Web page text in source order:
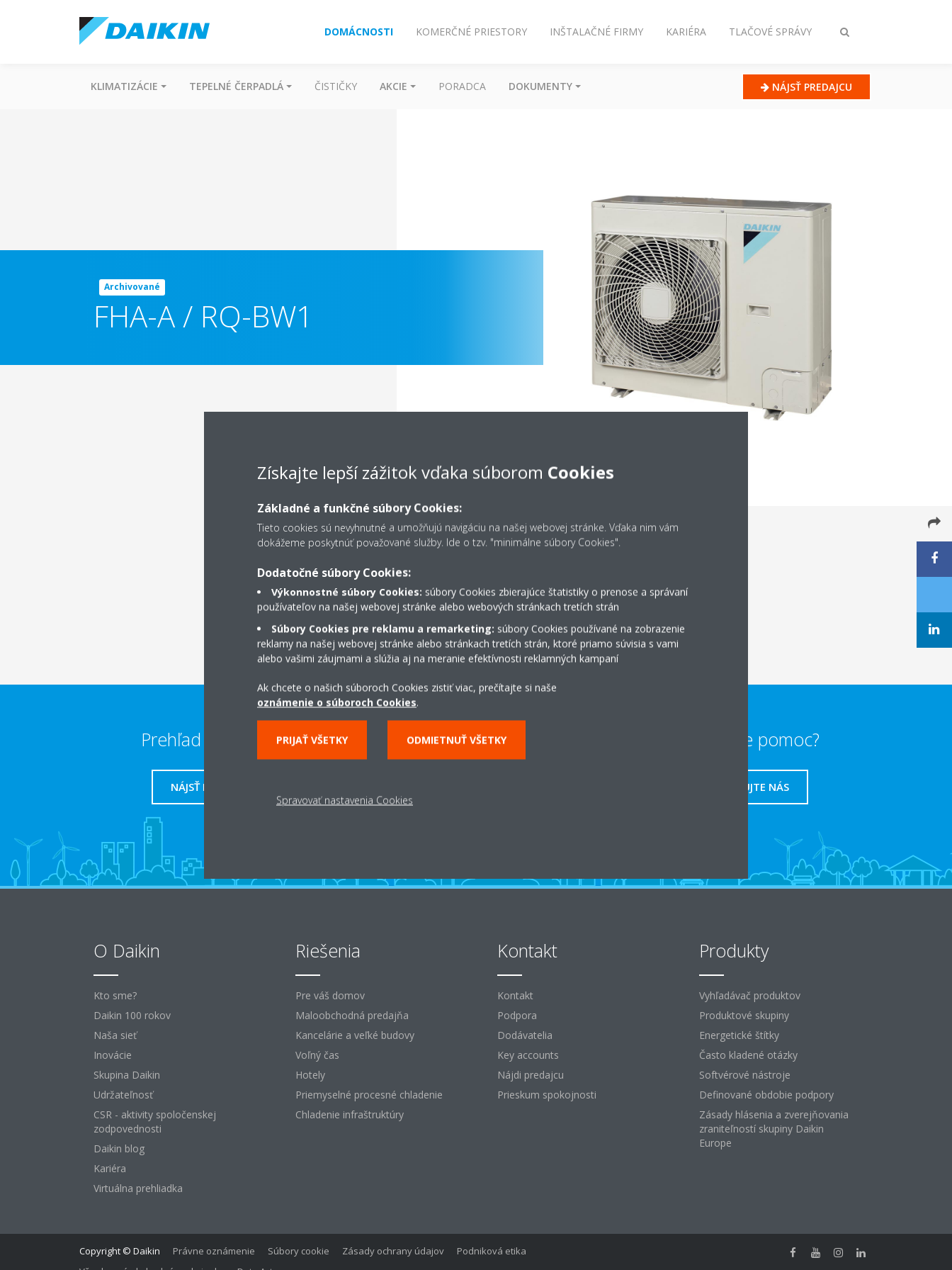
Prepnúť
DOMÁCNOSTI KOMERČNÉ PRIESTORY INŠTALAČNÉ FIRMY KARIÉRA TLAČOVÉ SPRÁVY
KLIMATIZÁCIE TEPELNÉ ČERPADLÁ ČISTIČKY AKCIE PORADCA DOKUMENTY NÁJSŤ PREDAJCU
Archivované
FHA-A / RQ-BW1
Dokumentácia
Sorry, we could not find any documents.
Prehľad predajcov
NÁJSŤ PREDAJCU
Servis Potrebujete pomoc?
KONTAKTUJTE NÁS
O Daikin
Kto sme?
Daikin 100 rokov
Naša sieť
Inovácie
Skupina Daikin
Udržateľnosť
CSR - aktivity spoločenskej
zodpovednosti
Daikin blog
Kariéra
Virtuálna prehliadka
Riešenia
Pre váš domov
Maloobchodná predajňa
Kancelárie a veľké budovy
Voľný čas
Hotely
Priemyselné procesné chladenie
Chladenie infraštruktúry
Kontakt
Kontakt
Podpora
Dodávatelia
Key accounts
Nájdi predajcu
Prieskum spokojnosti
Produkty
Vyhľadávač produktov
Produktové skupiny
Energetické štítky
Často kladené otázky
Softvérové ​​nástroje
Definované obdobie podpory
Zásady hlásenia a zverejňovania
zraniteľností skupiny Daikin
Europe
Copyright © Daikin Právne oznámenie Súbory cookie Zásady ochrany údajov
Podniková etika
Získajte lepší zážitok vďaka súborom Cookies
Základné a funkčné súbory Cookies:
Tieto cookies sú nevyhnutné a umožňujú navigáciu na našej webovej stránke. Vďaka nim vám
dokážeme poskytnúť považované služby. Ide o tzv. "minimálne súbory Cookies".
Dodatočné súbory Cookies:
Výkonnostné súbory Cookies: súbory Cookies zbierajúce štatistiky o prenose a správaní
používateľov na našej webovej stránke alebo webových stránkach tretích strán
Súbory Cookies pre reklamu a remarketing: súbory Cookies používané na zobrazenie
reklamy na našej webovej stránke alebo stránkach tretích strán, ktoré priamo súvisia s vami
alebo vašimi záujmami a slúžia aj na meranie efektívnosti reklamných kampaní
Ak chcete o našich súboroch Cookies zistiť viac, prečítajte si naše
oznámenie o súboroch Cookies.
PRIJAŤ VŠETKY ODMIETNUŤ VŠETKY
Spravovať nastavenia Cookies